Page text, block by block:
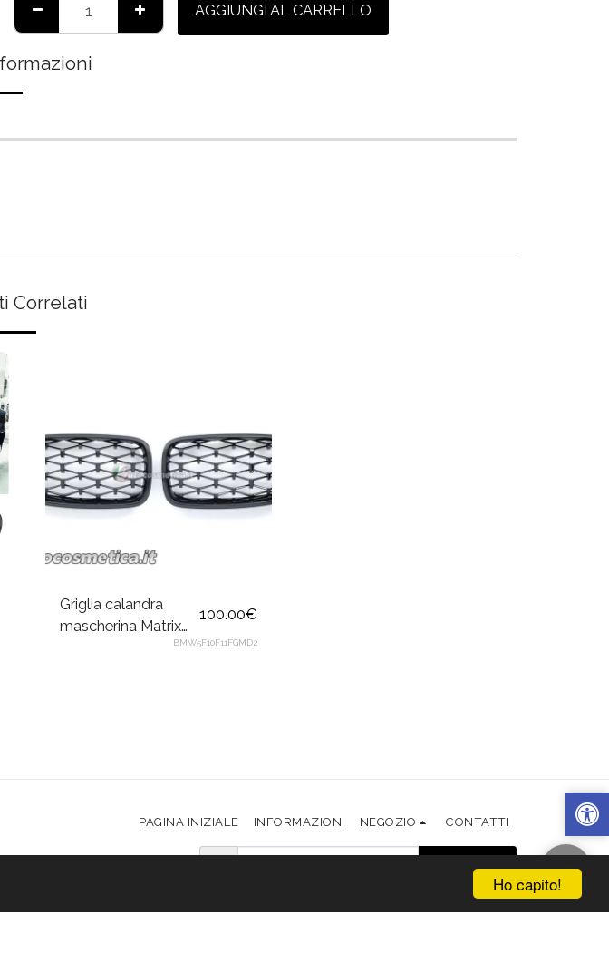
Ho capito!
AGGIUNGI AL CARRELLO
Correlati
Griglia calandra
mascherina Matrix
Diamond nero per
100.00€
BMW5F10F11FGMD2
PAGINA INIZIALE INFORMAZIONI NEGOZIO CONTATTI
ISCRIVITI